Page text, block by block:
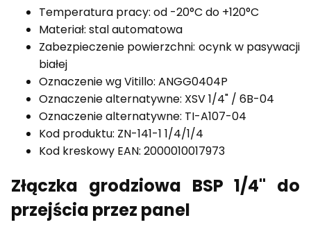
Temperatura pracy: od -20°C do +120°C
Materiał: stal automatowa
Zabezpieczenie powierzchni: ocynk w pasywacji
białej
Oznaczenie wg Vitillo: ANGG0404P
Oznaczenie alternatywne: XSV 1/4" / 6B-04
Oznaczenie alternatywne: TI-A107-04
Kod produktu: ZN-141-1 1/4/1/4
Kod kreskowy EAN: 2000010017973
Złączka grodziowa BSP 1/4" do
przejścia przez panel